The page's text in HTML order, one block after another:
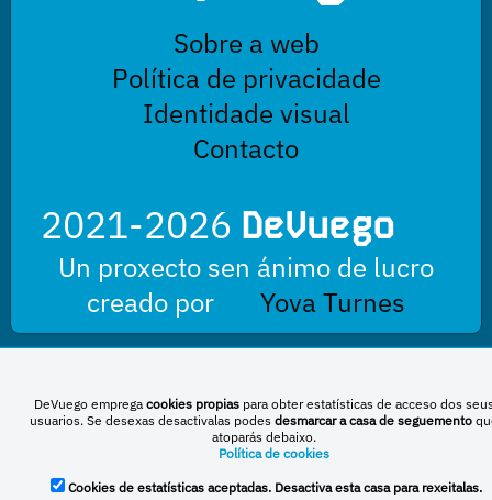
Sobre a web
Política de privacidade
Identidade visual
Contacto
2021-2026 DeVuego
Un proxecto sen ánimo de lucro
creado por
Yova Turnes
Esta obra está baixo unha licenza de Creative Commons Reconocimiento-
NoComercial-CompartirIgual 4.0 Internacional
DeVuego España DeVuego LATAM
DeVuego emprega cookies propiaspara obter estatísticas de acceso dos
usuarios. Se desexas desactivalas podes desmarcar a casa de seguemento
atoparás debaixo.
Política de cookies
Cookies de estatísticas aceptadas. Desactiva esta casa para rexeitalas.